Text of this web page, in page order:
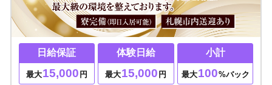
日給保証
最大15,000 円
体験日給
最大15,000 円
小計
最大100%バック